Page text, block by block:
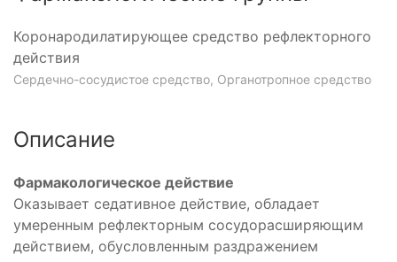
Коронародилатирующее средство рефлекторного
действия
Сердечно-сосудистое средство, Органотропное средство
Описание
Фармакологическое действие
Оказывает седативное действие, обладает
умеренным рефлекторным сосудорасширяющим
действием, обусловленным раздражением